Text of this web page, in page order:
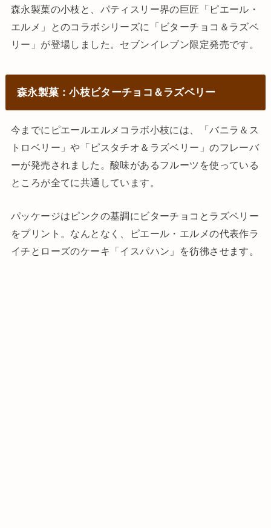
森永製菓の小枝と、パティスリー界の巨匠「ピエール・
エルメ」とのコラボシリーズに「ビターチョコ＆ラズベ
リー」が登場しました。セブンイレブン限定発売です。
森永製菓：小枝ビターチョコ＆ラズベリー
今までにピエールエルメコラボ小枝には、「バニラ＆ス
トロベリー」や「ピスタチオ＆ラズベリー」のフレーバ
ーが発売されました。酸味があるフルーツを使っている
ところが全てに共通しています。
パッケージはピンクの基調にビターチョコとラズベリー
をプリント。なんとなく、ピエール・エルメの代表作ラ
イチとローズのケーキ「イスパハン」を彷彿させます。